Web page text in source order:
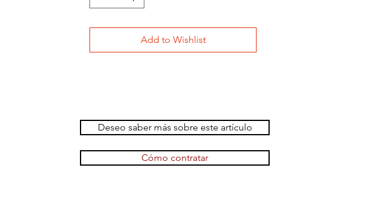
Add to Wishlist
Deseo saber más sobre este artículo
Cómo contratar